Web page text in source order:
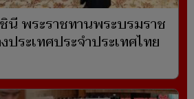
นี พระราชทานพระบรมราช
ประเทศประจำประเทศไทย